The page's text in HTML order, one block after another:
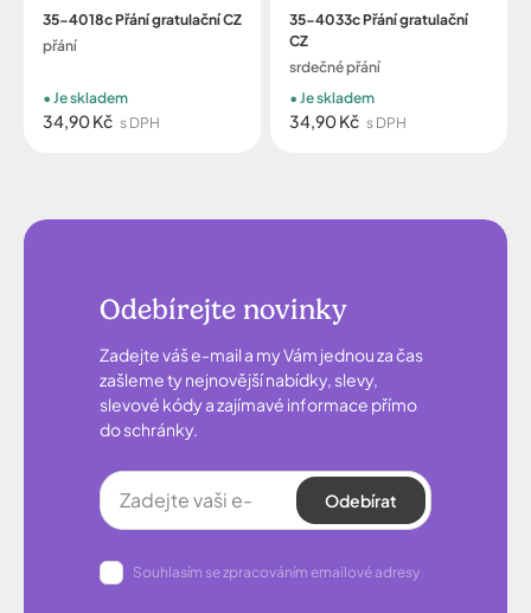
35-4018c Přání gratulační CZ
přání
34,90 Kč s DPH
Je skladem
35-4033c Přání gratulační
CZ
srdečné přání
34,90 Kč s DPH
Je skladem
Odebírejte novinky
Zadejte váš e-mail a my Vám jednou za čas
zašleme ty nejnovější nabídky, slevy,
slevové kódy a zajímavé informace přímo
do schránky.
Odebírat
Souhlasím se zpracováním emailové adresy